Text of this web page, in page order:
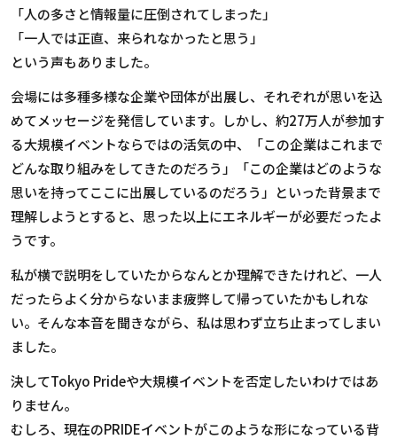
「人の多さと情報量に圧倒されてしまった」
「一人では正直、来られなかったと思う」
という声もありました。
会場には多種多様な企業や団体が出展し、それぞれが思いを込
めてメッセージを発信しています。しかし、約27万人が参加す
る大規模イベントならではの活気の中、「この企業はこれまで
どんな取り組みをしてきたのだろう」「この企業はどのような
思いを持ってここに出展しているのだろう」といった背景まで
理解しようとすると、思った以上にエネルギーが必要だったよ
うです。
私が横で説明をしていたからなんとか理解できたけれど、一人
だったらよく分からないまま疲弊して帰っていたかもしれな
い。そんな本音を聞きながら、私は思わず立ち止まってしまい
ました。
決してTokyo Prideや大規模イベントを否定したいわけではあ
りません。
むしろ、現在のPRIDEイベントがこのような形になっている背